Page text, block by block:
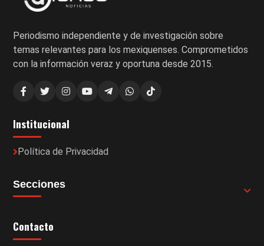
Periodismo independiente y de investigación sobre
temas relevantes para los mexiquenses. Comprometidos
con la información veraz y oportuna desde 2015.
Institucional
Política de Privacidad
Secciones
Contacto